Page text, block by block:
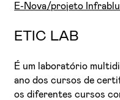
E-Nova/projeto
ETIC LAB
É um laboratório
ano dos cursos de
os diferentes cursos